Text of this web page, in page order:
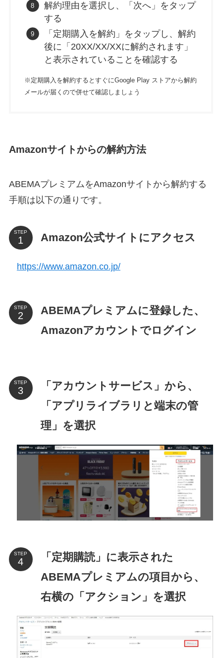
解約理由を選択し、「次へ」をタップ
する
「定期購入を解約」をタップし、解約
後に「20XX/XX/XXに解約されます」
と表示されていることを確認する
※定期購入を解約するとすぐにGoogle Play ストアから解約
メールが届くので併せて確認しましょう
Amazonサイトからの解約方法
ABEMAプレミアムをAmazonサイトから解約する
手順は以下の通りです。
STEP Amazon公式サイトにアクセス
https://www.amazon.co.jp/
STEP
ABEMAプレミアムに登録した、
Amazonアカウントでログイン
STEP
「アカウントサービス」から、
「アプリライブラリと端末の管
理」を選択
STEP
「定期購読」に表示された
ABEMAプレミアムの項目から、
右横の「アクション」を選択